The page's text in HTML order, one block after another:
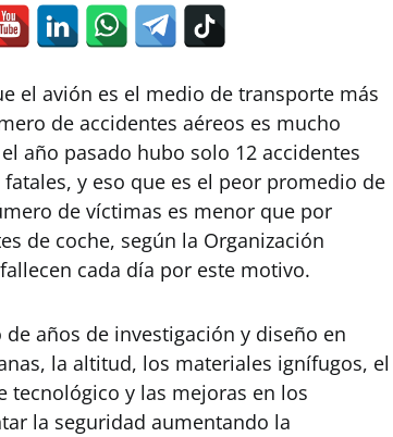
el avión es el medio de transporte más
de accidentes aéreos es mucho
año pasado hubo solo 12 accidentes
y eso que es el peor promedio de
de víctimas es menor que por
de coche, según la Organización
cada día por este motivo.
años de investigación y diseño en
la altitud, los materiales ignífugos, el
tecnológico y las mejoras en los
la seguridad aumentando la